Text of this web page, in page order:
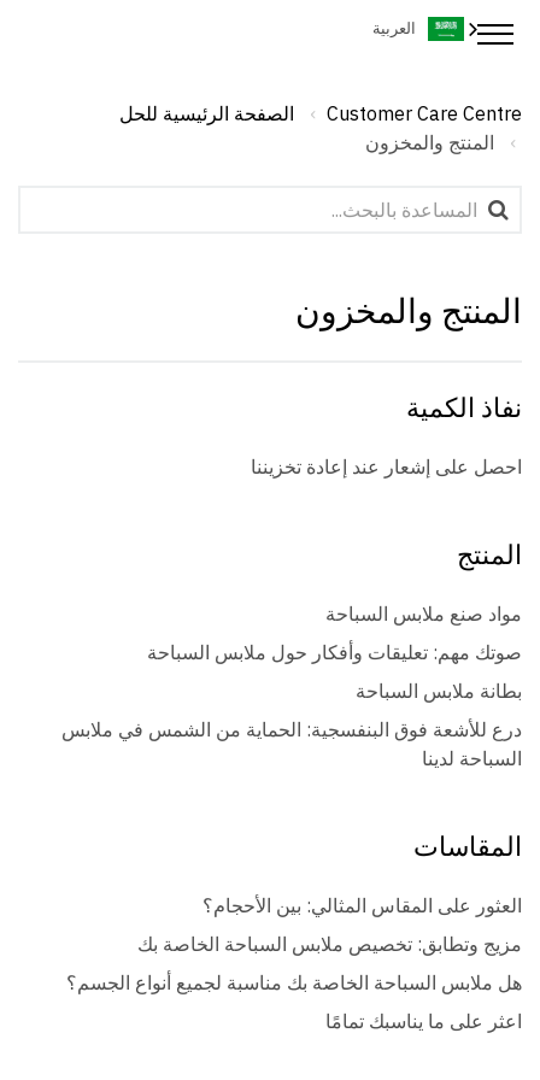
العربية
Customer Care Centre
الصفحة الرئيسية للحل
المنتج والمخزون
المنتج والمخزون
نفاذ الكمية
احصل على إشعار عند إعادة تخزيننا
المنتج
مواد صنع ملابس السباحة
صوتك مهم: تعليقات وأفكار حول ملابس السباحة
بطانة ملابس السباحة
درع للأشعة فوق البنفسجية: الحماية من الشمس في ملابس
السباحة لدينا
المقاسات
العثور على المقاس المثالي: بين الأحجام؟
مزيج وتطابق: تخصيص ملابس السباحة الخاصة بك
هل ملابس السباحة الخاصة بك مناسبة لجميع أنواع الجسم؟
اعثر على ما يناسبك تمامًا